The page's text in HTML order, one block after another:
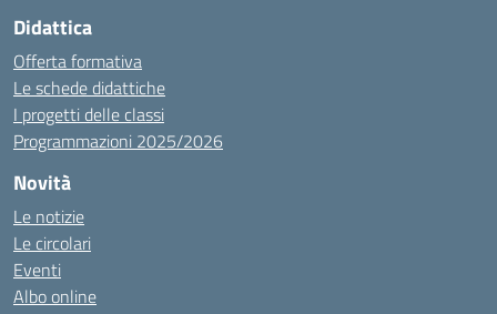
Didattica
Offerta formativa
Le schede didattiche
I progetti delle classi
Programmazioni 2025/2026
Novità
Le notizie
Le circolari
Eventi
Albo online